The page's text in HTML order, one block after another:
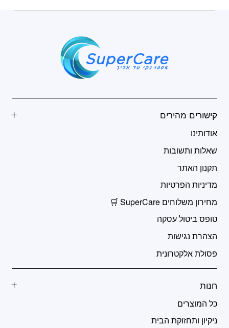
קישורים מהירים
אודותינו
שאלות ותשובות
תקנון האתר
מדיניות הפרטיות
מחירון משלוחים SuperCare 🛒
טופס ביטול עסקה
הצהרת נגישות
פסולת אלקטרונית
חנות
כל המוצרים
ניקיון ותחזוקת הבית